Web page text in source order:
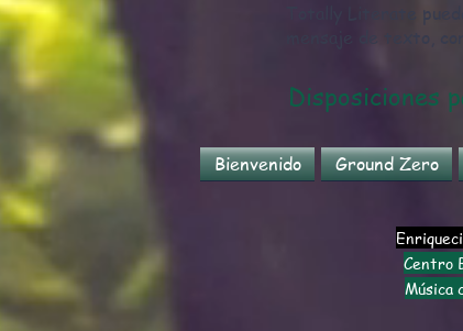
Totally Literate
mensaje de texto,
Disposiciones
Bienvenido Ground Zero
Centro
Música